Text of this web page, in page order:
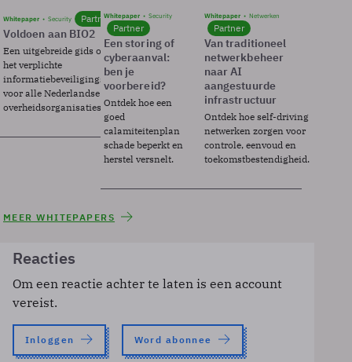
Whitepaper Security Partner
Voldoen aan BIO2
Een uitgebreide gids over BIO2,
het verplichte
informatiebeveiligingsframework
voor alle Nederlandse
overheidsorganisaties.
Whitepaper Security
Partner
Een storing of
cyberaanval:
ben je
voorbereid?
Ontdek hoe een
goed
calamiteitenplan
schade beperkt en
herstel versnelt.
Whitepaper Netwerken
Partner
Van traditioneel
netwerkbeheer
naar AI
aangestuurde
infrastructuur
Ontdek hoe self-driving
netwerken zorgen voor
controle, eenvoud en
toekomstbestendigheid.
MEER WHITEPAPERS
Reacties
Om een reactie achter te laten is een account
vereist.
Inloggen Word abonnee